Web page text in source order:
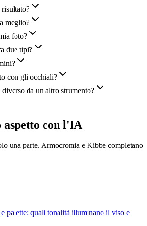
meglio?
foto?
due tipi?
con gli occhiali?
da un altro strumento?
con l'IA
una parte. Armocromia e Kibbe completano
e palette: quali tonalità illuminano il viso e